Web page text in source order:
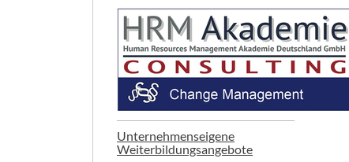
Unternehmenseigene
Weiterbildungsangebote